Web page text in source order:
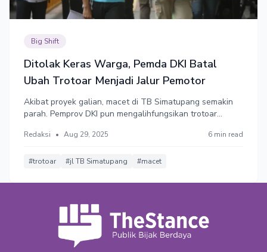
Big Shift
Ditolak Keras Warga, Pemda DKI Batal
Ubah Trotoar Menjadi Jalur Pemotor
Akibat proyek galian, macet di TB Simatupang semakin
parah. Pemprov DKI pun mengalihfungsikan trotoar
sementara sampai proyek galian selesai. Masyarakat kali
mereka membuahkan hasil.
Redaksi • Aug 29, 2025 6 min read
#trotoar #jl TB Simatupang #macet